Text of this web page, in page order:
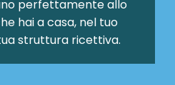
perfettamente allo
hai a casa, nel tuo
struttura ricettiva.